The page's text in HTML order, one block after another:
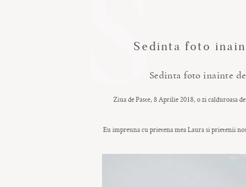
S
Sedinta foto
Sedinta foto inainte
Ziua de Paste, 8 Aprilie 2018, o zi calduroasa
Eu impreuna cu prietena mea Laura si prietenii